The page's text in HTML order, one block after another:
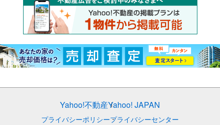
Yahoo!不動産Yahoo! JAPAN
プライバシーポリシープライバシーセンター